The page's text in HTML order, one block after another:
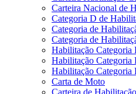
Carteira Nacional de
Categoria D de
Categoria de
Categoria de
Habilitação Categoria
Habilitação Categoria
Habilitação Categoria
Carta de Moto